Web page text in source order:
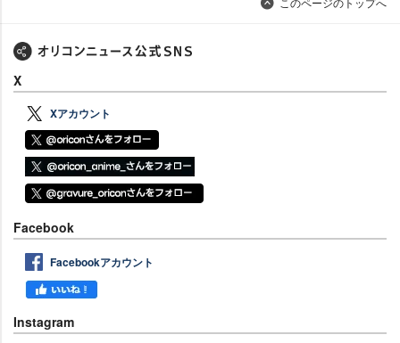
X
Xアカウント
Facebook
Facebookアカウント
Instagram